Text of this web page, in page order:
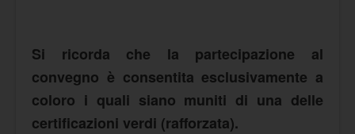
Si ricorda che la partecipazione al
convegno è consentita esclusivamente a
coloro i quali siano muniti di una delle
certificazioni verdi (rafforzata).